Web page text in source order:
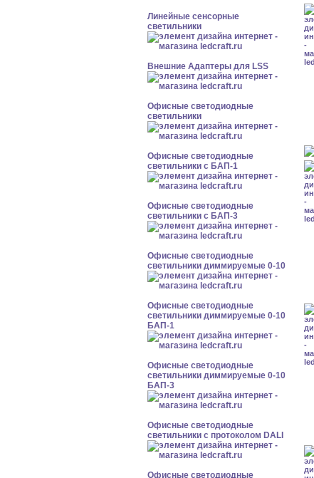
Линейные сенсорные
светильники
Внешние Адаптеры для LSS
Офисные светодиодные
светильники
Офисные светодиодные
светильники с БАП-1
Офисные светодиодные
светильники с БАП-3
Офисные светодиодные
светильники диммируемые 0-10
Офисные светодиодные
светильники диммируемые 0-10
БАП-1
Офисные светодиодные
светильники диммируемые 0-10
БАП-3
Офисные светодиодные
светильники с протоколом DALI
Офисные светодиодные